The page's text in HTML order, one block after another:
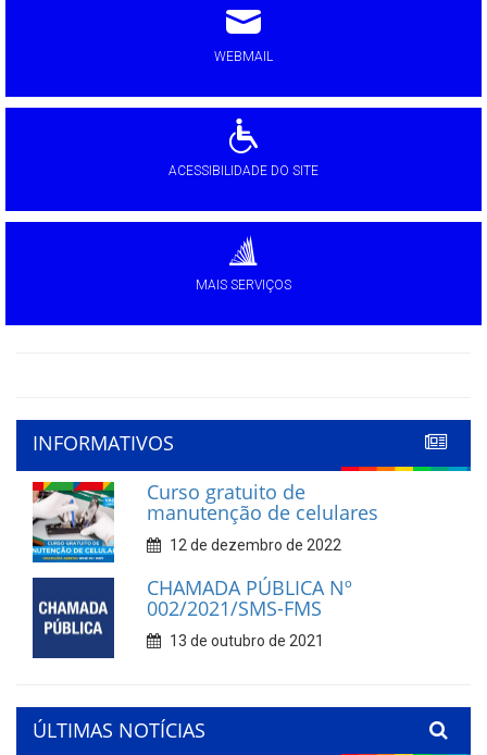
WEBMAIL
ACESSIBILIDADE DO SITE
MAIS SERVIÇOS
INFORMATIVOS
Curso gratuito de
manutenção de celulares
12 de dezembro de 2022
CHAMADA PÚBLICA Nº
002/2021/SMS-FMS
13 de outubro de 2021
ÚLTIMAS NOTÍCIAS